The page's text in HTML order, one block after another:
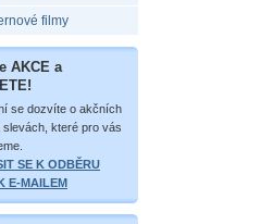
filmy
AKCE a
se dozvíte o akčních
slevách, které pro vás
SE K ODBĚRU
E-MAILEM